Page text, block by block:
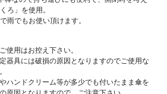
ろ」を使用。
雨でもお使い頂けます。
使用はお控え下さい。
器具には破損の原因となりますのでご使用な
ハンドクリーム等が多少でも付いたまま傘を